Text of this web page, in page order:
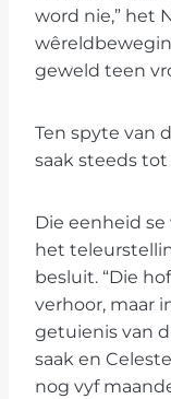
word nie,” het
geweld teen
Ten spyte van
saak steeds tot
Die eenheid
het
besluit. “Die
verhoor, maar
getuienis van
saak en
nog vyf